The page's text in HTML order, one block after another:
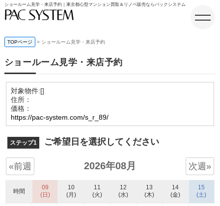
ショールーム見学・来店予約｜東京都心型マンション買取＆リノベ販売ならパックシステム
TOPページ ショールーム見学・来店予約
ショールーム見学・来店予約
対象物件:[]
住所：
価格：
https://pac-system.com/s_r_89/
ステップ1 ご希望日を選択してください
«前週 2026年08月 次週»
時間
09
(日)
10
(月)
11
(火)
12
(水)
13
(木)
14
(金)
15
(土)